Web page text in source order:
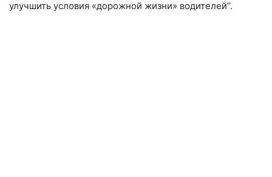
улучшить условия «дорожной жизни» водителей”.